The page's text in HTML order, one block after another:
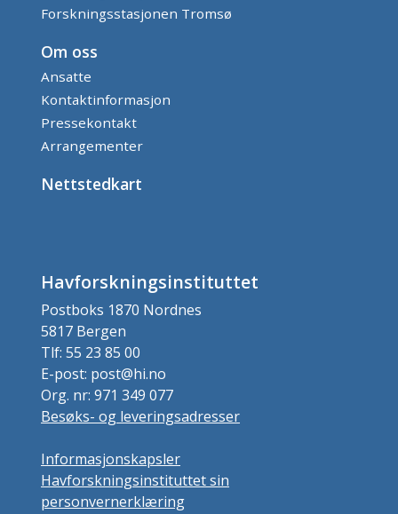
Forskningsstasjonen Tromsø
Om oss
Ansatte
Kontaktinformasjon
Pressekontakt
Arrangementer
Nettstedkart
Havforskningsinstituttet
Postboks 1870 Nordnes
5817 Bergen
Tlf: 55 23 85 00
E-post: post@hi.no
Org. nr: 971 349 077
Besøks- og leveringsadresser
Informasjonskapsler
Havforskningsinstituttet sin
personvernerklæring